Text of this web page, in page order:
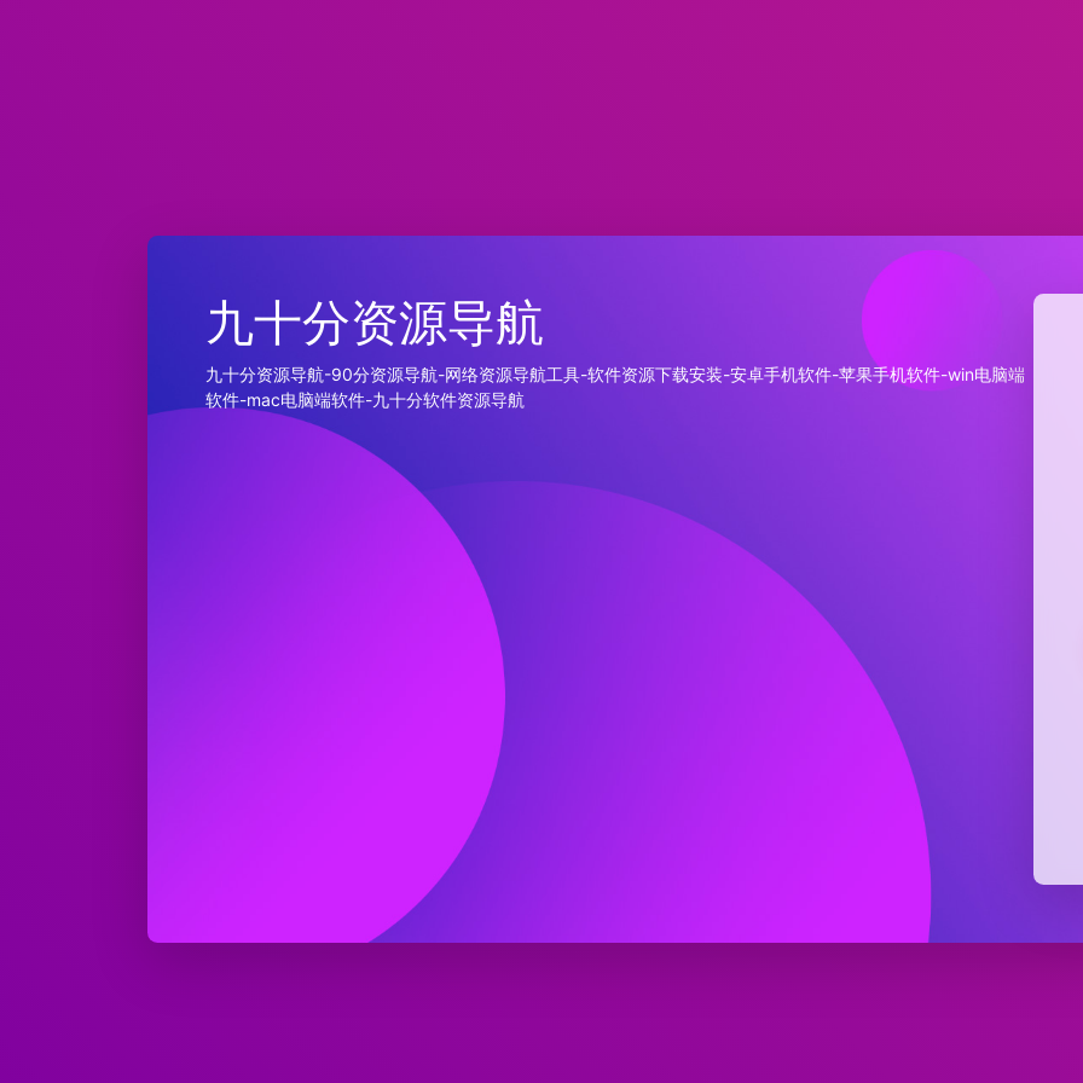
九十分资源导航
九十分资源导航-90分资源导航-网络资源导航工具-软件资源下载安装-安卓手机软件-苹果手机软件-win电脑端
软件-mac电脑端软件-九十分软件资源导航